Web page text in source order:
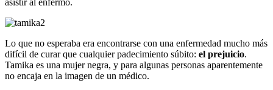
Lo que no esperaba era encontrarse con una enfermedad mucho más
difícil de curar que cualquier padecimiento súbito: el prejuicio.
Tamika es una mujer negra, y para algunas personas aparentemente
no encaja en la imagen de un médico.